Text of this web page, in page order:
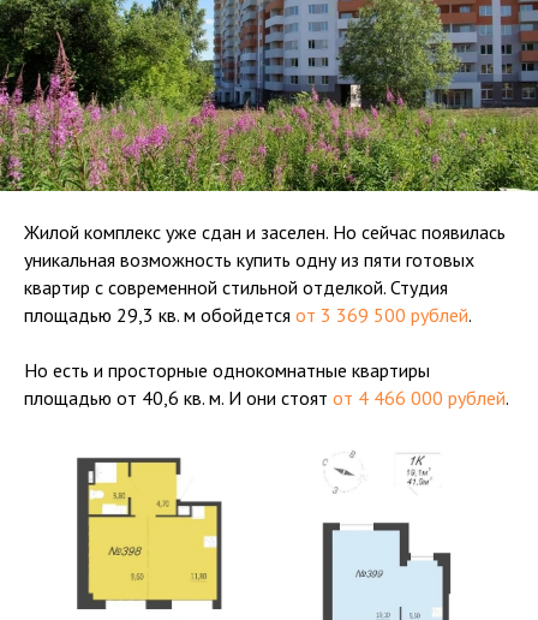
Жилой комплекс уже сдан и заселен. Но сейчас появилась
уникальная возможность купить одну из пяти готовых
квартир с современной стильной отделкой. Студия
площадью 29,3 кв. м обойдется от 3 369 500 рублей.
Но есть и просторные однокомнатные квартиры
площадью от 40,6 кв. м. И они стоят от 4 466 000 рублей.